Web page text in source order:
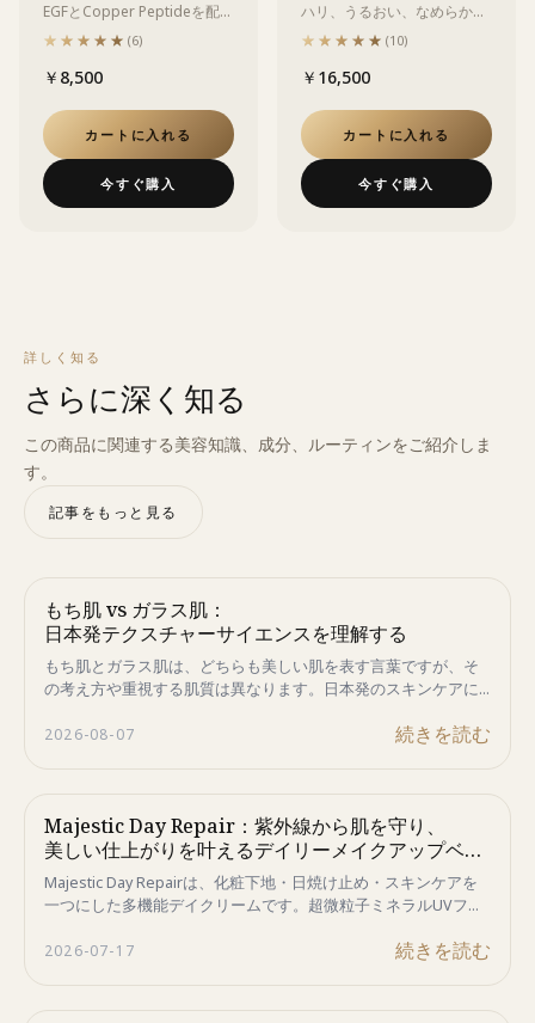
EGFとCopper Peptideを配合
した、肌荒れ・キメの乱れが
液。
★★★★★
★★★★★ (6)
￥8,500
カートに入れる
今すぐ購入
ハリ、うるおい、なめらかさ
へ。ヒト幹細胞培養液を高濃
美容液。
★★★★★
★★★★★ (10)
￥16,500
カートに入れる
今すぐ購入
詳しく知る
さらに深く知る
この商品に関連する美容知識、成分、ルーティンをご紹介しま
す。
記事をもっと見る
もち肌 vs ガラス肌：
日本発テクスチャーサイエンスを理解する
もち肌とガラス肌は、どちらも美しい肌を表す言葉ですが、そ
の考え方や重視する肌質は異なります。日本発のスキンケアに
いと弾力のあるもち肌について解説します。
2026-08-07 続きを読む
Majestic Day Repair：紫外線から肌を守り、
美しい仕上がりを叶えるデイリーメイクアップベー
ス
Majestic Day Repairは、化粧下地・日焼け止め・スキンケアを
一つにした多機能デイクリームです。超微粒子ミネラルUVフィ
DioxideとZinc Oxideが紫外線を反射して肌を守ります。さら
2026-07-17 続きを読む